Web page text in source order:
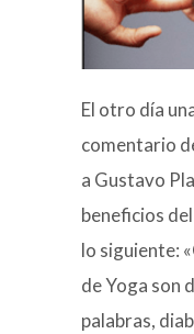
El otro día
comentario
a Gustavo
beneficios
lo siguiente:
de Yoga son
palabras,